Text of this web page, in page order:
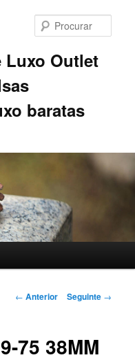
Luxo Outlet
baratas
Navegação
← Anterior Seguinte →
75 38MM